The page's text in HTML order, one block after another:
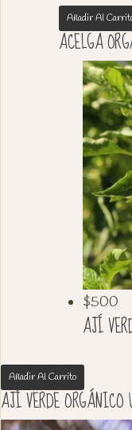
Añadir Al
ACELGA
$500
AJÍ
Añadir Al Carrito
AJÍ VERDE